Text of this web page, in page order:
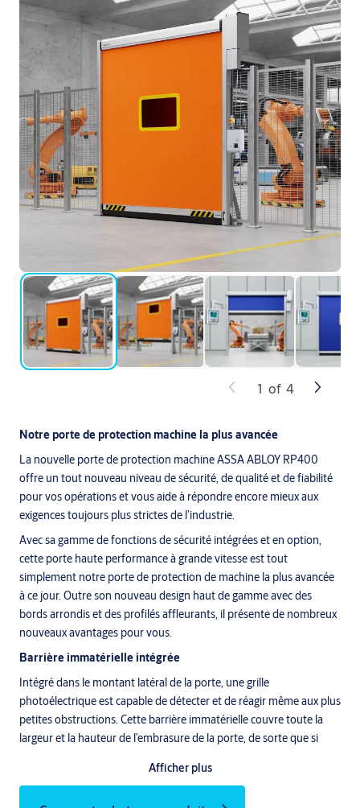
Notre porte de protection machine la plus avancée
La nouvelle porte de protection machine ASSA ABLOY RP400
offre un tout nouveau niveau de sécurité, de qualité et de fiabilité
pour vos opérations et vous aide à répondre encore mieux aux
exigences toujours plus strictes de l’industrie.
Avec sa gamme de fonctions de sécurité intégrées et en option,
cette porte haute performance à grande vitesse est tout
simplement notre porte de protection de machine la plus avancée
à ce jour. Outre son nouveau design haut de gamme avec des
bords arrondis et des profilés affleurants, il présente de nombreux
nouveaux avantages pour vous.
Barrière immatérielle intégrée
Intégré dans le montant latéral de la porte, une grille
photoélectrique est capable de détecter et de réagir même aux plus
petites obstructions. Cette barrière immatérielle couvre toute la
largeur et la hauteur de l’embrasure de la porte, de sorte que si
est immédiatement arrêté et ouvert pour éviter tout accident ou
Afficher plus
1 of 4